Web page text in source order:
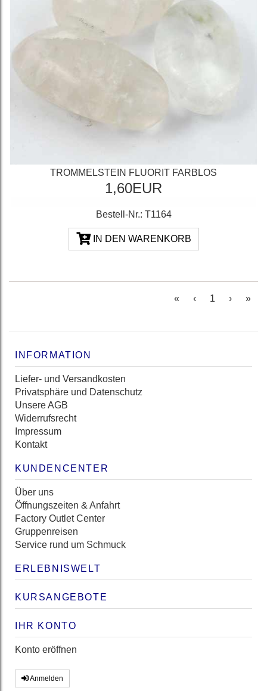
TROMMELSTEIN FLUORIT FARBLOS
1,60EUR
Bestell-Nr.: T1164
IN DEN WARENKORB
« ‹ 1 (current)
› »
INFORMATION
Liefer- und Versandkosten
Privatsphäre und Datenschutz
Unsere AGB
Widerrufsrecht
Impressum
Kontakt
KUNDENCENTER
Über uns
Öffnungszeiten & Anfahrt
Factory Outlet Center
Gruppenreisen
Service rund um Schmuck
ERLEBNISWELT
KURSANGEBOTE
IHR KONTO
Konto eröffnen
Anmelden